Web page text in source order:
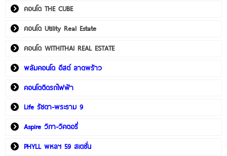
คอนโด THE CUBE
คอนโด Utility Real Estate
คอนโด WITHITHAI REAL ESTATE
พลัมคอนโด อีสต์ ลาดพร้าว
คอนโดติดรถไฟฟ้า
Life รัชดา-พระราม 9
Aspire วิภา-วิคตอรี่
PHYLL พหลฯ 59 สเตชั่น